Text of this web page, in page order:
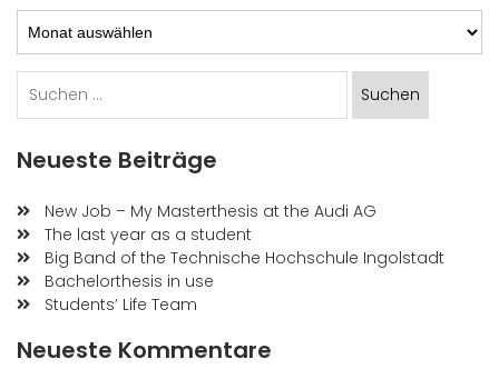
nach:
Neueste Beiträge
New Job – My Masterthesis at the Audi AG
The last year as a student
Big Band of the Technische Hochschule Ingolstadt
Bachelorthesis in use
Students’ Life Team
Neueste Kommentare